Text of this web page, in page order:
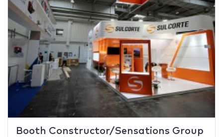
Booth Constructor/Sensations Group